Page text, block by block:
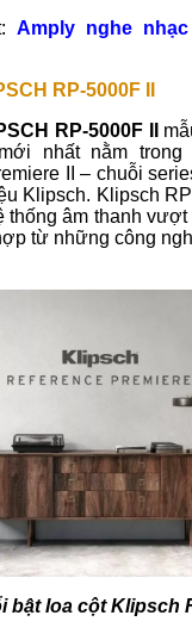
Amply nghe
RP-5000F II
RP-5000F II
nhất nằm trong
II – chuỗi
Klipsch. Klipsch
thống âm thanh vượt
từ những công
bật loa cột Klipsch